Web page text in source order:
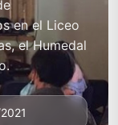
en el Liceo
el Humedal